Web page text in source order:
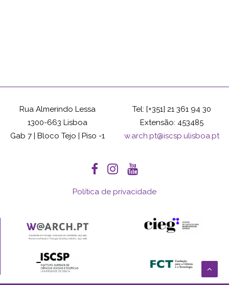
Rua Almerindo Lessa
1300-663 Lisboa
Gab 7 | Bloco Tejo | Piso -1
Tel: [+351] 21 361 94 30
Extensão: 453485
w.arch.pt@iscsp.ulisboa.pt
Política de privacidade